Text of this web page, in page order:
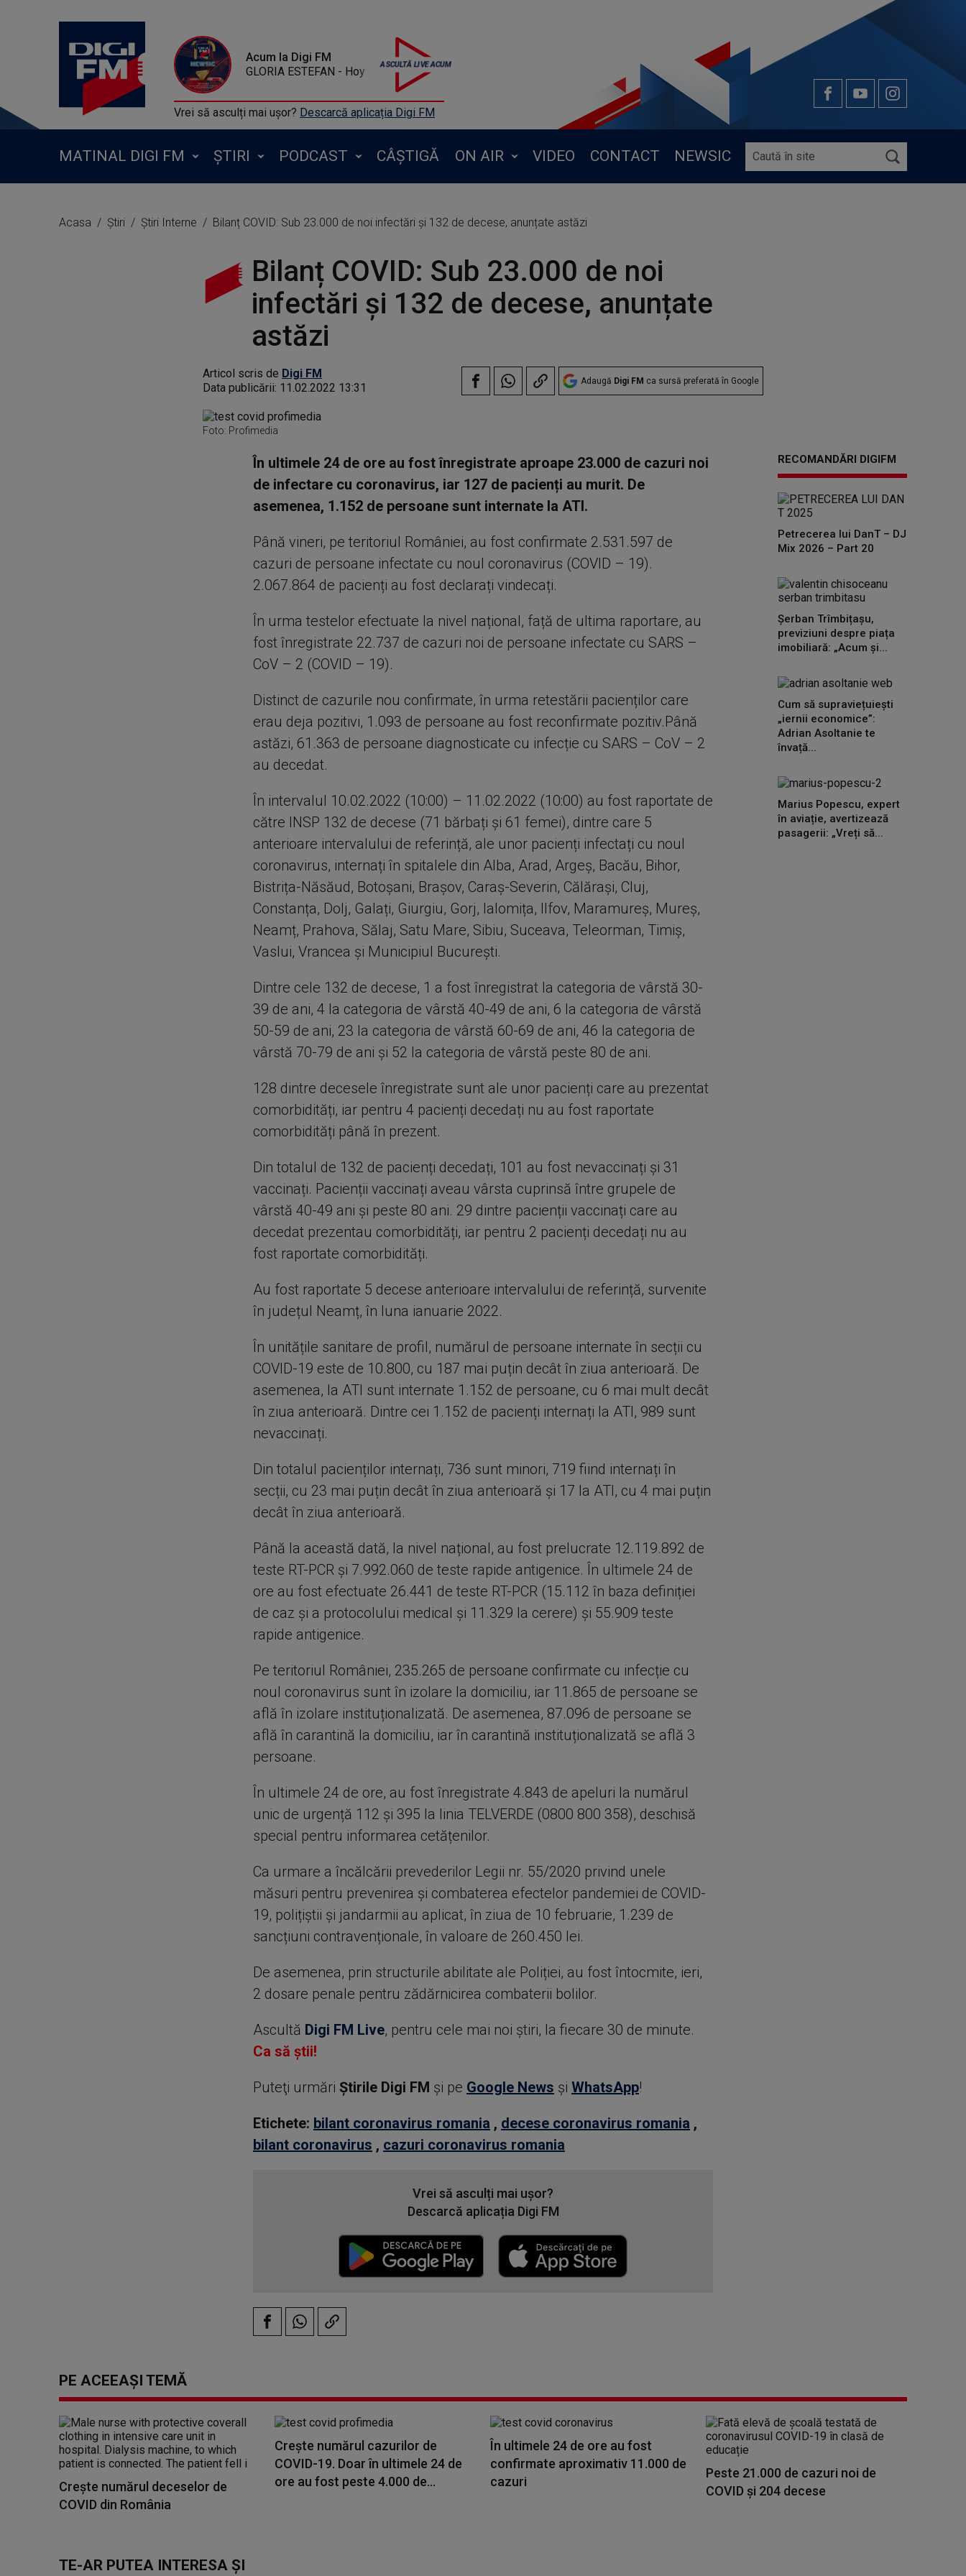
Acum la Digi FM
GLORIA ESTEFAN - Hoy
Vrei să asculți mai ușor? Descarcă aplicația Digi FM
MATINAL DIGI FM ȘTIRI PODCAST CÂȘTIGĂ ON AIR VIDEO CONTACT NEWSIC
Acasa Știri Știri Interne Bilanț COVID: Sub 23.000 de noi infectări și 132 de decese, anunțate astăzi
Bilanț COVID: Sub 23.000 de noi
infectări și 132 de decese, anunțate
astăzi
Articol scris de Digi FM
Data publicării: 11.02.2022 13:31 Adaugă Digi FM ca sursă preferată în Google
Foto: Profimedia
În ultimele 24 de ore au fost înregistrate aproape 23.000 de cazuri noi
de infectare cu coronavirus, iar 127 de pacienți au murit. De
asemenea, 1.152 de persoane sunt internate la ATI.
Până vineri, pe teritoriul României, au fost confirmate 2.531.597 de
cazuri de persoane infectate cu noul coronavirus (COVID – 19).
2.067.864 de pacienți au fost declarați vindecați.
În urma testelor efectuate la nivel național, față de ultima raportare, au
fost înregistrate 22.737 de cazuri noi de persoane infectate cu SARS –
CoV – 2 (COVID – 19).
Distinct de cazurile nou confirmate, în urma retestării pacienților care
erau deja pozitivi, 1.093 de persoane au fost reconfirmate pozitiv.Până
astăzi, 61.363 de persoane diagnosticate cu infecție cu SARS – CoV – 2
au decedat.
În intervalul 10.02.2022 (10:00) – 11.02.2022 (10:00) au fost raportate de
către INSP 132 de decese (71 bărbați și 61 femei), dintre care 5
anterioare intervalului de referință, ale unor pacienți infectați cu noul
coronavirus, internați în spitalele din Alba, Arad, Argeș, Bacău, Bihor,
Bistrița-Năsăud, Botoșani, Brașov, Caraș-Severin, Călărași, Cluj,
Constanța, Dolj, Galați, Giurgiu, Gorj, Ialomița, Ilfov, Maramureș, Mureș,
Neamț, Prahova, Sălaj, Satu Mare, Sibiu, Suceava, Teleorman, Timiș,
Vaslui, Vrancea și Municipiul București.
Dintre cele 132 de decese, 1 a fost înregistrat la categoria de vârstă 30-
39 de ani, 4 la categoria de vârstă 40-49 de ani, 6 la categoria de vârstă
50-59 de ani, 23 la categoria de vârstă 60-69 de ani, 46 la categoria de
vârstă 70-79 de ani și 52 la categoria de vârstă peste 80 de ani.
128 dintre decesele înregistrate sunt ale unor pacienți care au prezentat
comorbidități, iar pentru 4 pacienți decedați nu au fost raportate
comorbidități până în prezent.
Din totalul de 132 de pacienți decedați, 101 au fost nevaccinați și 31
vaccinați. Pacienții vaccinați aveau vârsta cuprinsă între grupele de
vârstă 40-49 ani și peste 80 ani. 29 dintre pacienții vaccinați care au
decedat prezentau comorbidități, iar pentru 2 pacienți decedați nu au
fost raportate comorbidități.
Au fost raportate 5 decese anterioare intervalului de referință, survenite
în județul Neamț, în luna ianuarie 2022.
În unitățile sanitare de profil, numărul de persoane internate în secții cu
COVID-19 este de 10.800, cu 187 mai puțin decât în ziua anterioară. De
asemenea, la ATI sunt internate 1.152 de persoane, cu 6 mai mult decât
în ziua anterioară. Dintre cei 1.152 de pacienți internați la ATI, 989 sunt
nevaccinați.
Din totalul pacienților internați, 736 sunt minori, 719 fiind internați în
secții, cu 23 mai puțin decât în ziua anterioară și 17 la ATI, cu 4 mai puțin
decât în ziua anterioară.
Până la această dată, la nivel național, au fost prelucrate 12.119.892 de
teste RT-PCR și 7.992.060 de teste rapide antigenice. În ultimele 24 de
ore au fost efectuate 26.441 de teste RT-PCR (15.112 în baza definiției
de caz și a protocolului medical și 11.329 la cerere) și 55.909 teste
rapide antigenice.
Pe teritoriul României, 235.265 de persoane confirmate cu infecție cu
noul coronavirus sunt în izolare la domiciliu, iar 11.865 de persoane se
află în izolare instituționalizată. De asemenea, 87.096 de persoane se
află în carantină la domiciliu, iar în carantină instituționalizată se află 3
persoane.
În ultimele 24 de ore, au fost înregistrate 4.843 de apeluri la numărul
unic de urgență 112 și 395 la linia TELVERDE (0800 800 358), deschisă
special pentru informarea cetățenilor.
Ca urmare a încălcării prevederilor Legii nr. 55/2020 privind unele
măsuri pentru prevenirea și combaterea efectelor pandemiei de COVID-
19, polițiștii și jandarmii au aplicat, în ziua de 10 februarie, 1.239 de
sancțiuni contravenționale, în valoare de 260.450 lei.
De asemenea, prin structurile abilitate ale Poliției, au fost întocmite, ieri,
2 dosare penale pentru zădărnicirea combaterii bolilor.
Ascultă Digi FM Live, pentru cele mai noi știri, la fiecare 30 de minute.
Ca să știi!
Puteţi urmări Știrile Digi FM şi pe Google News şi WhatsApp!
Etichete: bilant coronavirus romania , decese coronavirus romania ,
bilant coronavirus , cazuri coronavirus romania
Vrei să asculți mai ușor?
Descarcă aplicația Digi FM
RECOMANDĂRI DIGIFM
Petrecerea lui DanT – DJ
Mix 2026 – Part 20
Șerban Trîmbițașu,
previziuni despre piața
imobiliară: „Acum și...
Cum să supraviețuiești
„iernii economice”:
Adrian Asoltanie te
învață...
Marius Popescu, expert
în aviație, avertizează
pasagerii: „Vreți să...
PE ACEEAȘI TEMĂ
Crește numărul deceselor de
COVID din România
Crește numărul cazurilor de
COVID-19. Doar în ultimele 24 de
ore au fost peste 4.000 de...
În ultimele 24 de ore au fost
confirmate aproximativ 11.000 de
cazuri
Peste 21.000 de cazuri noi de
COVID și 204 decese
TE-AR PUTEA INTERESA ȘI